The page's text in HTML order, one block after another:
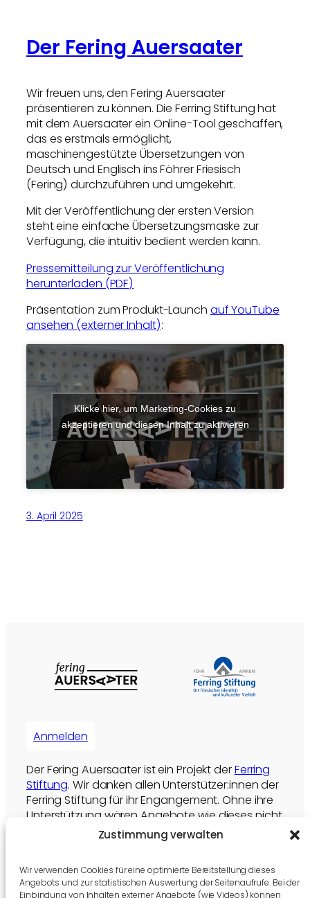
Zustimmung verwalten
Wir verwenden Cookies für eine optimierte Bereitstellung dieses
Angebots und zur statistischen Auswertung der Seitenaufrufe. Bei der
Einbindung von Inhalten externer Angebote (wie Videos) können
Der Fering Auersaater
Wir freuen uns, den Fering Auersaater
präsentieren zu können. Die Ferring Stiftung hat
mit dem Auersaater ein Online-Tool geschaffen,
das es erstmals ermöglicht,
maschinengestützte Übersetzungen von
Deutsch und Englisch ins Föhrer Friesisch
(Fering) durchzuführen und umgekehrt.
Mit der Veröffentlichung der ersten Version
steht eine einfache Übersetzungsmaske zur
Verfügung, die intuitiv bedient werden kann.
Pressemitteilung zur Veröffentlichung
herunterladen (PDF)
Präsentation zum Produkt-Launch auf YouTube
ansehen (externer Inhalt):
Klicke hier, um Marketing-Cookies zu
akzeptieren und diesen Inhalt zu aktivieren
3. April 2025
Anmelden
Der Fering Auersaater ist ein Projekt derFerring
Stiftung. Wir danken allen Unterstützer:innen der
Ferring Stiftung für ihr Engangement. Ohne ihre
Unterstützung wären Angebote wie dieses nicht
Aktuelles